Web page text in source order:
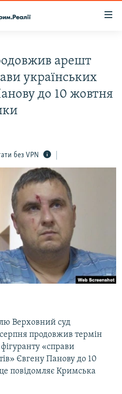
арешт
українських
до 10 жовтня
без VPN
Верховний суд
продовжив термін
«справи
Євгену Панову до 10
повідомляє Кримська